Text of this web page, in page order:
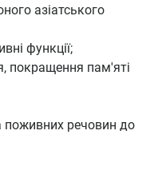
азіатського
функції;
покращення пам'яті
речовин до